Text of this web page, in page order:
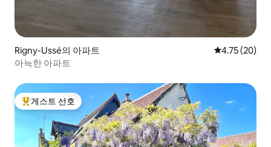
Rigny-Ussé의 아파트 평점 4.75점
4.75 (20)
아늑한 아파트
상위 게스트 선호
게스트 선호